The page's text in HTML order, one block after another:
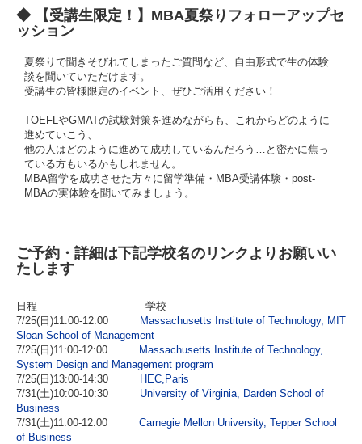
◆ 【受講生限定！】MBA夏祭りフォローアップセ
ッション
夏祭りで聞きそびれてしまったご質問など、自由形式で生の体験
談を聞いていただけます。
受講生の皆様限定のイベント、ぜひご活用ください！
TOEFLやGMATの試験対策を進めながらも、これからどのように
進めていこう、
他の人はどのように進めて成功しているんだろう…と密かに焦っ
ている方もいるかもしれません。
MBA留学を成功させた方々に留学準備・MBA受講体験・post-
MBAの実体験を聞いてみましょう。
ご予約・詳細は下記学校名のリンクよりお願いい
たします
日程 学校
7/25(日)11:00-12:00
Massachusetts Institute of Technology, MIT
Sloan School of Management
7/25(日)11:00-12:00
Massachusetts Institute of Technology,
System Design and Management program
7/25(日)13:00-14:30
HEC,Paris
7/31(土)10:00-10:30 University of Virginia, Darden School of
Business
7/31(土)11:00-12:00 Carnegie Mellon University, Tepper School
of Business